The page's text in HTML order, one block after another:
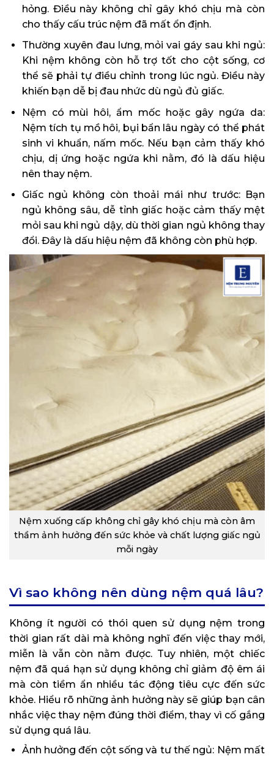
hỏng. Điều này không chỉ gây khó chịu mà còn
cho thấy cấu trúc nệm đã mất ổn định.
Thường xuyên đau lưng, mỏi vai gáy sau khi ngủ:
Khi nệm không còn hỗ trợ tốt cho cột sống, cơ
thể sẽ phải tự điều chỉnh trong lúc ngủ. Điều này
khiến bạn dễ bị đau nhức dù ngủ đủ giấc.
Nệm có mùi hôi, ẩm mốc hoặc gây ngứa da:
Nệm tích tụ mồ hôi, bụi bẩn lâu ngày có thể phát
sinh vi khuẩn, nấm mốc. Nếu bạn cảm thấy khó
chịu, dị ứng hoặc ngứa khi nằm, đó là dấu hiệu
nên thay nệm.
Giấc ngủ không còn thoải mái như trước: Bạn
ngủ không sâu, dễ tỉnh giấc hoặc cảm thấy mệt
mỏi sau khi ngủ dậy, dù thời gian ngủ không thay
đổi. Đây là dấu hiệu nệm đã không còn phù hợp.
Nệm xuống cấp không chỉ gây khó chịu mà còn âm
thầm ảnh hưởng đến sức khỏe và chất lượng giấc ngủ
mỗi ngày
Vì sao không nên dùng nệm quá lâu?
Không ít người có thói quen sử dụng nệm trong
thời gian rất dài mà không nghĩ đến việc thay mới,
miễn là vẫn còn nằm được. Tuy nhiên, một chiếc
nệm đã quá hạn sử dụng không chỉ giảm độ êm ái
mà còn tiềm ẩn nhiều tác động tiêu cực đến sức
khỏe. Hiểu rõ những ảnh hưởng này sẽ giúp bạn cân
nhắc việc thay nệm đúng thời điểm, thay vì cố gắng
sử dụng quá lâu.
Ảnh hưởng đến cột sống và tư thế ngủ: Nệm mất